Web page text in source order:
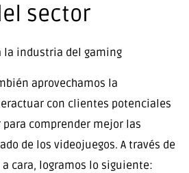
sector
aprovechamos la
con clientes potenciales
comprender mejor las
de los videojuegos. A través de
cara, logramos lo siguiente: